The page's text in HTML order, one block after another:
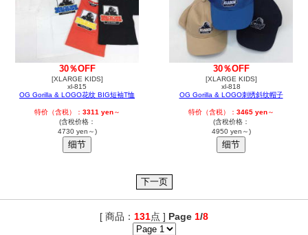
30％OFF
[XLARGE KIDS]
xl-815
OG Gorilla & LOGO花纹 BIG短袖T恤
特价（含税）： 3311 yen～
(含稅价格：
4730 yen～)
30％OFF
[XLARGE KIDS]
xl-818
OG Gorilla & LOGO刺绣斜纹帽子
特价（含税）： 3465 yen～
(含稅价格：
4950 yen～)
[ 商品： 131点 ] Page 1/8